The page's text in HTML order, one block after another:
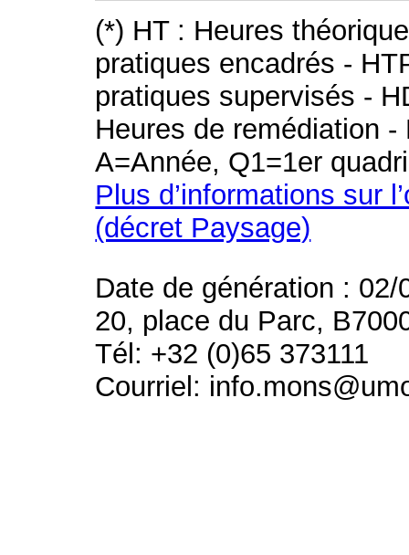
(*) HT : Heures
pratiques encadrés -
pratiques supervisés -
Heures de remédiation
A=Année, Q1=1er
Plus d’informations sur
(décret Paysage)
Date de génération : 02/
20, place du Parc,
Tél: +32 (0)65 373111
Courriel: